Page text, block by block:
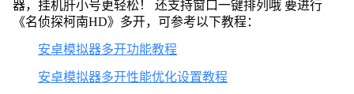
器，挂机肝小号更轻松！ 还支持窗口一键排列哦 要进行
《名侦探柯南HD》多开，可参考以下教程：
安卓模拟器多开功能教程
安卓模拟器多开性能优化设置教程